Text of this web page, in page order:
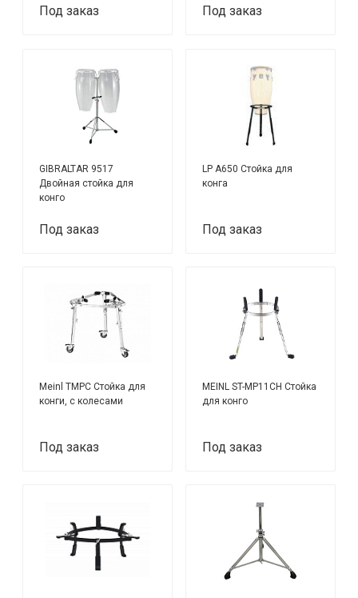
Под заказ Под заказ
GIBRALTAR 9517
Двойная стойка для
конго
Под заказ
LP A650 Стойка для
конга
Под заказ
Meinl TMPC Стойка для
конги, с колесами
Под заказ
MEINL ST-MP11CH Стойка
для конго
Под заказ